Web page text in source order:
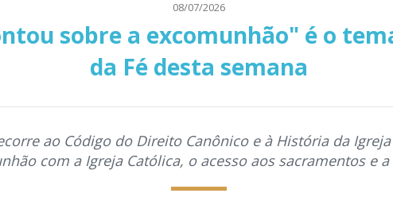
08/07/2026
sobre a excomunhão" é o
da Fé desta semana
ao Código do Direito Canônico e à História da
com a Igreja Católica, o acesso aos sacramentos e